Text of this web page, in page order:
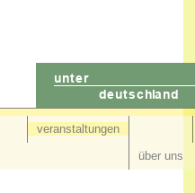
veranstaltungen
über uns